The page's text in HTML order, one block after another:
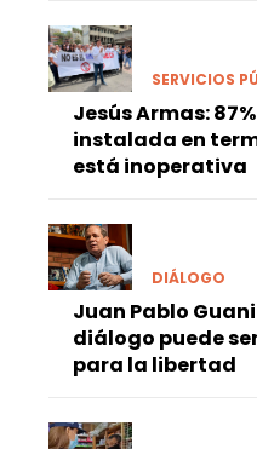
SERVICIOS
Jesús Armas:
instalada en
está inoperativa
DIÁLOGO
Juan Pablo
diálogo puede
para la libertad